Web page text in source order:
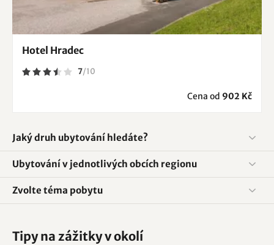
Hotel Hradec
7/10
Cena od 902 Kč
Jaký druh ubytování hledáte?
Ubytování v jednotlivých obcích regionu
Zvolte téma pobytu
Tipy na zážitky v okolí